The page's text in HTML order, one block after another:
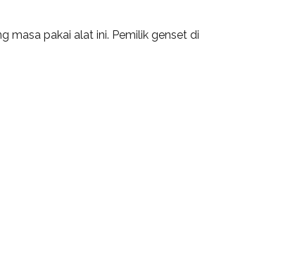
masa pakai alat ini. Pemilik genset di